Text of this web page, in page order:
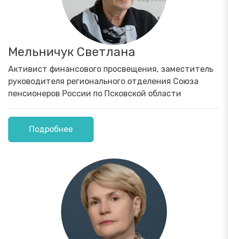
Мельничук Светлана
Активист финансового просвещения, заместитель
руководителя регионального отделения Союза
пенсионеров России по Псковской области
Подробнее